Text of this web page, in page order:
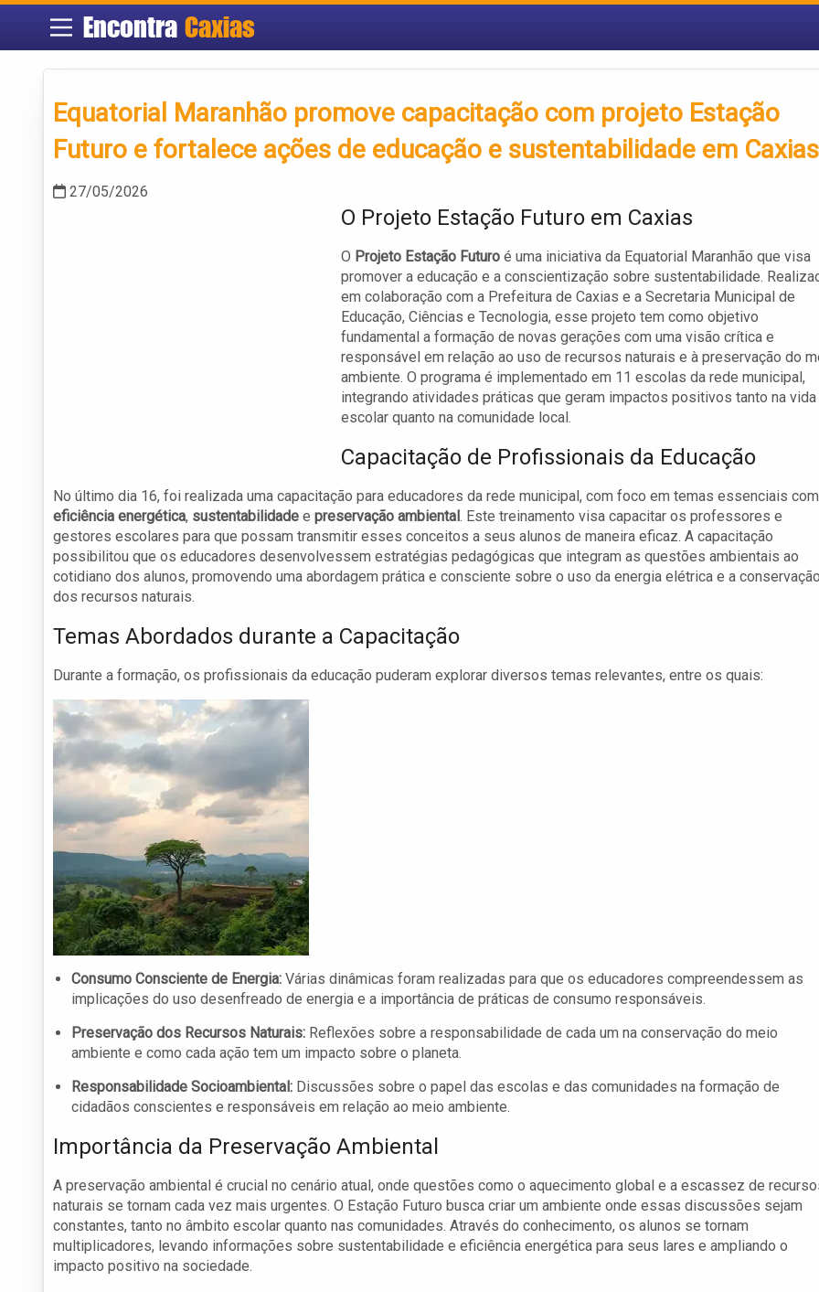
Encontra Caxias
Equatorial Maranhão promove capacitação com projeto Estação
Futuro e fortalece ações de educação e sustentabilidade em Caxias
27/05/2026
O Projeto Estação Futuro em Caxias
O Projeto Estação Futuro é uma iniciativa da Equatorial Maranhão que visa
promover a educação e a conscientização sobre sustentabilidade.
em colaboração com a Prefeitura de Caxias e a Secretaria Municipal de
Educação, Ciências e Tecnologia, esse projeto tem como objetivo
fundamental a formação de novas gerações com uma visão crítica e
responsável em relação ao uso de recursos naturais e à preservação do
ambiente. O programa é implementado em 11 escolas da rede municipal,
integrando atividades práticas que geram impactos positivos tanto na vida
escolar quanto na comunidade local.
Capacitação de Profissionais da Educação
No último dia 16, foi realizada uma capacitação para educadores da rede municipal, com foco em temas essenciais
eficiência energética, sustentabilidade e preservação ambiental . Este treinamento visa capacitar os professores e
gestores escolares para que possam transmitir esses conceitos a seus alunos de maneira eficaz. A capacitação
possibilitou que os educadores desenvolvessem estratégias pedagógicas que integram as questões ambientais ao
cotidiano dos alunos, promovendo uma abordagem prática e consciente sobre o uso da energia elétrica e a
dos recursos naturais.
Temas Abordados durante a Capacitação
Durante a formação, os profissionais da educação puderam explorar diversos temas relevantes, entre os quais:
Consumo Consciente de Energia: Várias dinâmicas foram realizadas para que os educadores compreendessem as
implicações do uso desenfreado de energia e a importância de práticas de consumo responsáveis.
Preservação dos Recursos Naturais: Reflexões sobre a responsabilidade de cada um na conservação do meio
ambiente e como cada ação tem um impacto sobre o planeta.
Responsabilidade Socioambiental: Discussões sobre o papel das escolas e das comunidades na formação de
cidadãos conscientes e responsáveis em relação ao meio ambiente.
Importância da Preservação Ambiental
A preservação ambiental é crucial no cenário atual, onde questões como o aquecimento global e a escassez de
naturais se tornam cada vez mais urgentes. O Estação Futuro busca criar um ambiente onde essas discussões sejam
constantes, tanto no âmbito escolar quanto nas comunidades. Através do conhecimento, os alunos se tornam
multiplicadores, levando informações sobre sustentabilidade e eficiência energética para seus lares e ampliando o
impacto positivo na sociedade.